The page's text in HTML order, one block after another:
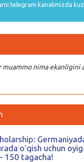
telegram kanalimizda
muammo nima ekanligini
oʻqish uchun
150 tagacha!